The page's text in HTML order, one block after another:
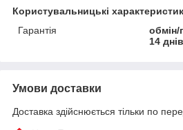
Користувальницькі
Гарантія
обмін/
14
Умови доставки
Доставка здійснюється тільки по